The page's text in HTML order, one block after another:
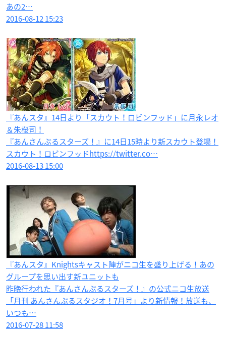
あの2…
2016-08-12 15:23
『あんスタ』14日より「スカウト！ロビンフッド」に月永レオ
＆朱桜司！
『あんさんぶるスターズ！』に14日15時より新スカウト登場！
スカウト！ロビンフッドhttps://twitter.co…
2016-08-13 15:00
『あんスタ』Knightsキャスト陣がニコ生を盛り上げる！あの
グループを思い出す新ユニットも
昨晩行われた『あんさんぶるスターズ！』の公式ニコ生放送
「月刊 あんさんぶるスタジオ！7月号」より新情報！放送も、
いつも…
2016-07-28 11:58